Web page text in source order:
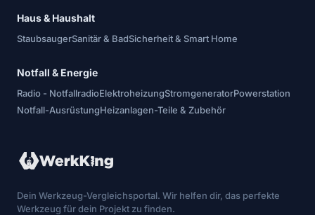
Haus & Haushalt
StaubsaugerSanitär & BadSicherheit & Smart Home
Notfall & Energie
Radio - NotfallradioElektroheizungStromgeneratorPowerstation
Notfall-AusrüstungHeizanlagen-Teile & Zubehör
Dein Werkzeug-Vergleichsportal. Wir helfen dir, das perfekte
Werkzeug für dein Projekt zu finden.